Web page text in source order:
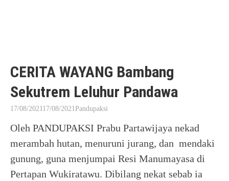
CERITA WAYANG Bambang
Sekutrem Leluhur Pandawa
17/08/202117/08/2021Pandupaksi
Oleh PANDUPAKSI Prabu Partawijaya nekad
merambah hutan, menuruni jurang, dan mendaki
gunung, guna menjumpai Resi Manumayasa di
Pertapan Wukiratawu. Dibilang nekat sebab ia